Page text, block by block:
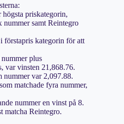
priskategorin,
nummer samt Reintegro
förstapris kategorin för att
plus
var vinsten 21,868.76.
nummer var 2,097.88.
matchade fyra nummer,
nummer en vinst på 8.
matcha Reintegro.